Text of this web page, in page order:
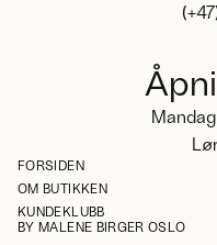
FORSIDEN
OM BUTIKKEN
KUNDEKLUBB
BY MALENE BIRGER OSLO